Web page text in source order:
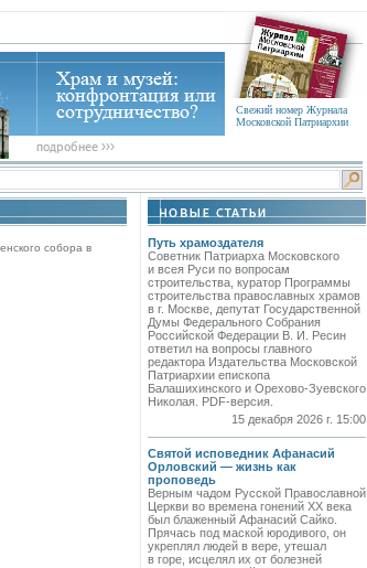
Свежий номер Журнала
Московской Патриархии
собора в
Путь храмоздателя
Советник Патриарха Московского
и всея Руси по вопросам
строительства, куратор Программы
строительства православных храмов
в г. Москве, депутат Государственной
Думы Федерального Собрания
Российской Федерации В. И. Ресин
ответил на вопросы главного
редактора Издательства Московской
Патриархии епископа
Балашихинского и Орехово-Зуевского
Николая. PDF-версия.
15 декабря 2026 г. 15:00
Святой исповедник Афанасий
Орловский — жизнь как
проповедь
Верным чадом Русской Православной
Церкви во времена гонений XX века
был блаженный Афанасий Сайко.
Прячась под маской юродивого, он
укреплял людей в вере, утешал
в горе, исцелял их от болезней